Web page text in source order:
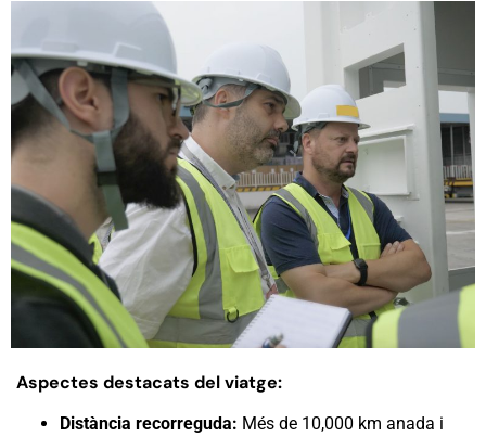
Aspectes destacats del viatge:
Distància recorreguda: Més de 10,000 km anada i